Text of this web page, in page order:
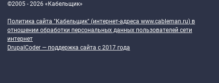
©2005 - 2026 «Кабельщик»
Политика сайта "Кабельщик" (интернет-адреса www.cableman.ru) в
отношении обработки персональных данных пользователей сети
интернет
DrupalCoder — поддержка сайта c 2017 года